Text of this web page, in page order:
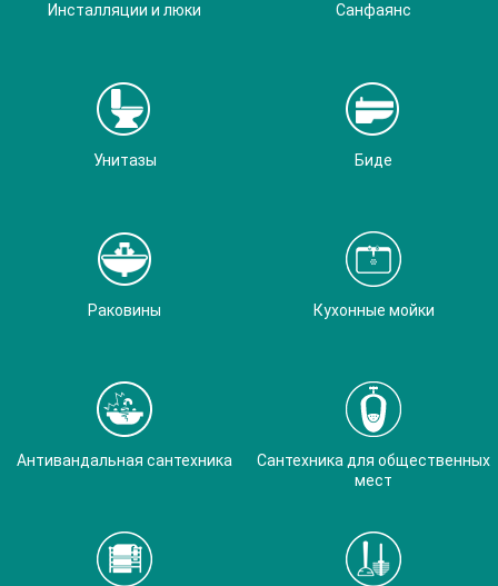
Инсталляции и люки Санфаянс
Унитазы Биде
Раковины Кухонные мойки
Антивандальная сантехника
Сантехника для общественных
мест